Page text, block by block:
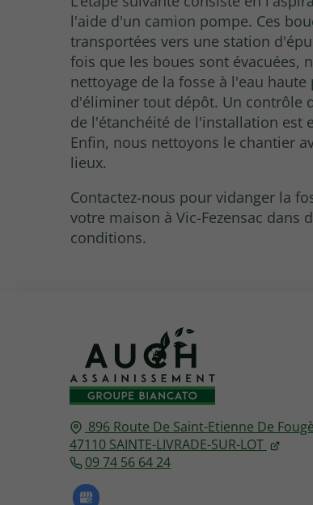
l'aide d'un camion pompe. Ces
transportées vers une station
fois que les boues sont évacuées,
nettoyage de la fosse à l'eau
d'éliminer tout dépôt. Un contrôle
de l'étanchéité de l'installation est
Enfin, nous nettoyons le chantier
lieux.
Contactez-nous pour vidanger la
votre maison à Vic-Fezensac dans
conditions.
896 Route De Saint-Etienne De
47110 SAINTE-LIVRADE-SUR-LOT
09 74 56 64 24